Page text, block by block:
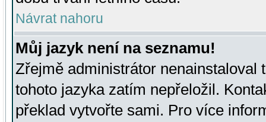
Návrat nahoru
Můj jazyk není na seznamu!
Zřejmě administrátor nenainstaloval
tohoto jazyka zatím nepřeložil.
překlad vytvořte sami. Pro více